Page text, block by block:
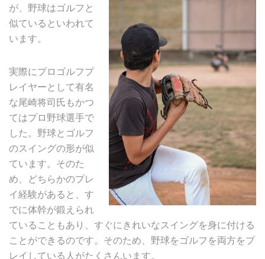
が、野球はゴルフと
似ているといわれて
います。
実際にプロゴルフプ
レイヤーとして有名
な尾崎将司氏もかつ
てはプロ野球選手で
した。野球とゴルフ
のスイングの形が似
ています。そのた
め、どちらかのプレ
イ経験があると、す
でに体幹が鍛えられ
ていることもあり、すぐにきれいなスイングを身に付ける
ことができるのです。そのため、野球をゴルフを両方をプ
レイしている人がたくさんいます。